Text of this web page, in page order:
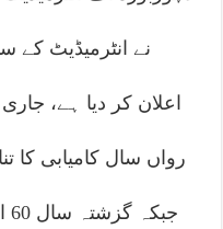
اعلان کر دیا ہے،